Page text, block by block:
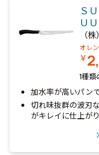
Ｓ
Ｕ
（
オレ
￥
1種
加水率が高いパン
切れ味抜群の波刃
がキレイに仕上がり